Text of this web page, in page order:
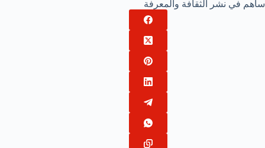
ساهم في نشر الثقافة والمعرفة